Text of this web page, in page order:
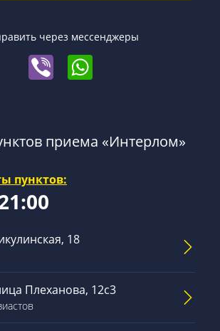
через мессенджеры
приема «Интерлом»
пунктов:
18
Плеханова, 12с3